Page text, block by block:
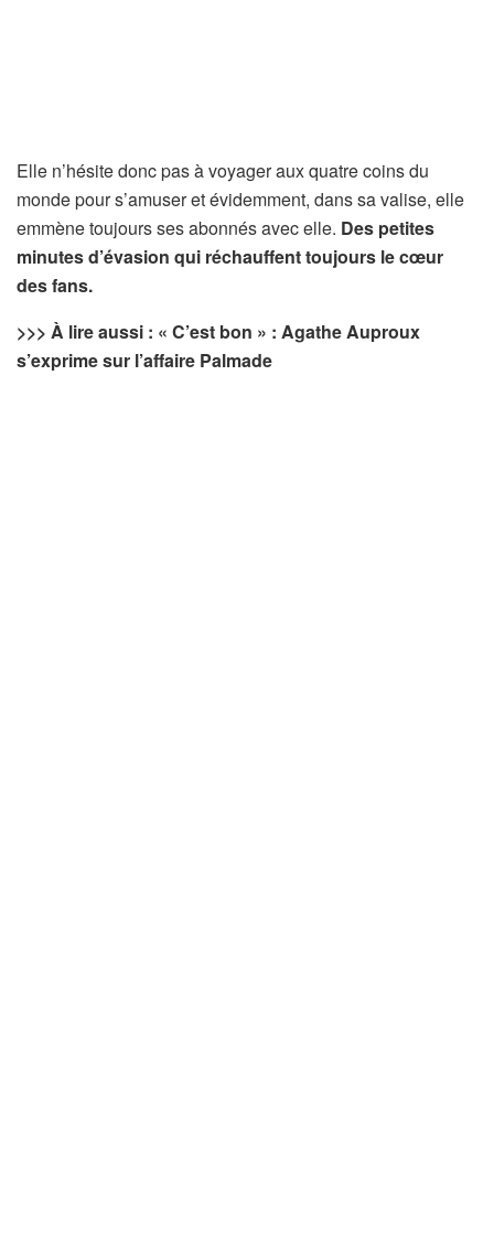
Elle n’hésite donc pas à voyager aux quatre coins du
monde pour s’amuser et évidemment, dans sa valise, elle
emmène toujours ses abonnés avec elle. Des petites
minutes d’évasion qui réchauffent toujours le cœur
des fans.
>>> À lire aussi : « C’est bon » : Agathe Auproux
s’exprime sur l’affaire Palmade